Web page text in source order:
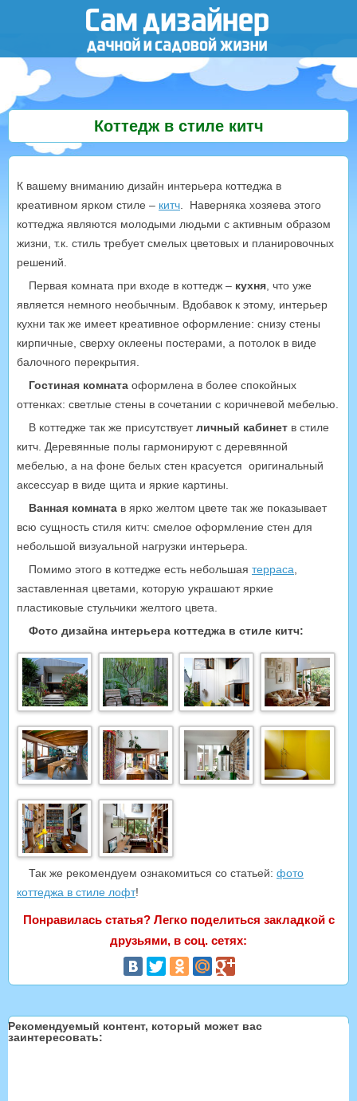
Коттедж в стиле китч
К вашему вниманию дизайн интерьера коттеджа в
креативном ярком стиле – китч . Наверняка хозяева этого
коттеджа являются молодыми людьми с активным образом
жизни, т.к. стиль требует смелых цветовых и планировочных
решений.
Первая комната при входе в коттедж – кухня , что уже
является немного необычным. Вдобавок к этому, интерьер
кухни так же имеет креативное оформление: снизу стены
кирпичные, сверху оклеены постерами, а потолок в виде
балочного перекрытия.
Гостиная комната оформлена в более спокойных
оттенках: светлые стены в сочетании с коричневой мебелью.
В коттедже так же присутствуетличный кабинет в стиле
китч. Деревянные полы гармонируют с деревянной
мебелью, а на фоне белых стен красуется оригинальный
аксессуар в виде щита и яркие картины.
Ванная комната в ярко желтом цвете так же показывает
всю сущность стиля китч: смелое оформление стен для
небольшой визуальной нагрузки интерьера.
Помимо этого в коттедже есть небольшая терраса
заставленная цветами, которую украшают яркие
пластиковые стульчики желтого цвета.
Фото дизайна интерьера коттеджа в стиле китч:
Так же рекомендуем ознакомиться со статьей: фото
коттеджа в стиле лофт!
Понравилась статья? Легко поделиться закладкой с
друзьями, в соц. сетях:
Рекомендуемый контент, который может вас
заинтересовать: